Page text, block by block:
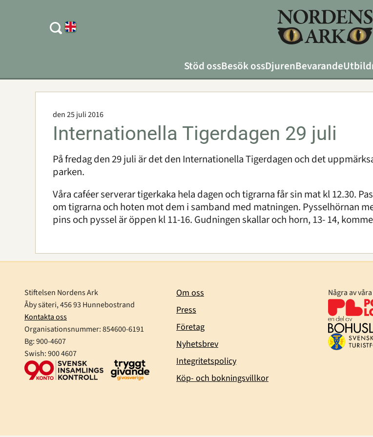
Stöd ossBesök ossDjurenBevarande
den 25 juli 2016
Internationella Tigerdagen 29 juli
På fredag den 29 juli är det den Internationella Tigerdagen och det
parken.
Våra caféer serverar tigerkaka hela dagen och tigrarna får sin mat kl 12.30.
om tigrarna och hoten mot dem i samband med matningen. Pysselhörnan
pins och pyssel är öppen kl 11-16. Gudningen skallar och horn, 13- 14,
Stiftelsen Nordens Ark
Åby säteri, 456 93 Hunnebostrand
Kontakta oss
Organisationsnummer:854600-6191
Bg: 900-4607
Swish: 900 4607
Om oss
Press
Företag
Nyhetsbrev
Integritetspolicy
Köp- och bokningsvillkor
Några av